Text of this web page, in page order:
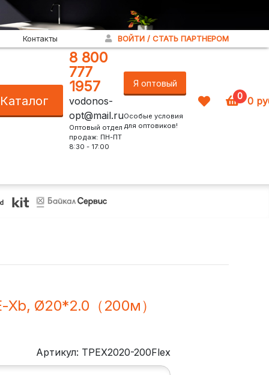
Контакты ВОЙТИ / СТАТЬ ПАРТНЕРОМ
Каталог
8 800
777
1957
vodonos-
opt@mail.ru
Оптовый отдел
продаж: ПН-ПТ
8:30 - 17:00
Я оптовый
Особые условия
для оптовиков!
0 0
Xb, Ø20*2.0（200м）
Артикул: TPEX2020-200Flex